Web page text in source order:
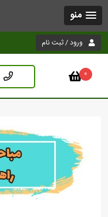
منو
ورود / ثبت نام
0